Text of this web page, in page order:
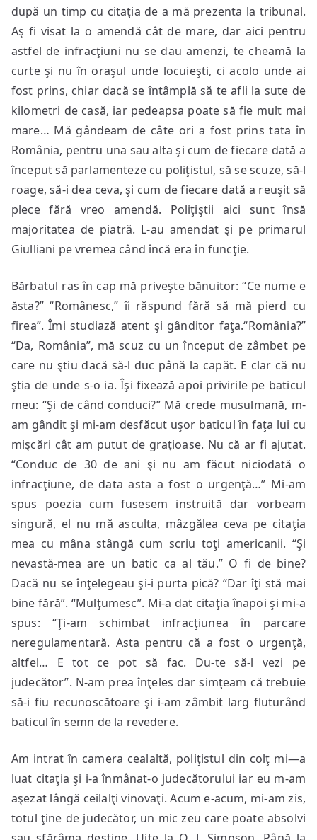
după un timp cu citaţia de a mă prezenta la tribunal.
Aş fi visat la o amendă cât de mare, dar aici pentru
astfel de infracţiuni nu se dau amenzi, te cheamă la
curte şi nu în oraşul unde locuieşti, ci acolo unde ai
fost prins, chiar dacă se întâmplă să te afli la sute de
kilometri de casă, iar pedeapsa poate să fie mult mai
mare… Mă gândeam de câte ori a fost prins tata în
România, pentru una sau alta şi cum de fiecare dată a
început să parlamenteze cu poliţistul, să se scuze, să-l
roage, să-i dea ceva, şi cum de fiecare dată a reuşit să
plece fără vreo amendă. Poliţiştii aici sunt însă
majoritatea de piatră. L-au amendat şi pe primarul
Giulliani pe vremea când încă era în funcţie.
Bărbatul ras în cap mă priveşte bănuitor: “Ce nume e
ăsta?” “Românesc,” îi răspund fără să mă pierd cu
firea”. Îmi studiază atent şi gânditor faţa.“România?”
“Da, România”, mă scuz cu un început de zâmbet pe
care nu ştiu dacă să-l duc până la capăt. E clar că nu
ştia de unde s-o ia. Îşi fixează apoi privirile pe baticul
meu: “Şi de când conduci?” Mă crede musulmană, m-
am gândit şi mi-am desfăcut uşor baticul în faţa lui cu
mişcări cât am putut de graţioase. Nu că ar fi ajutat.
“Conduc de 30 de ani şi nu am făcut niciodată o
infracţiune, de data asta a fost o urgenţă…” Mi-am
spus poezia cum fusesem instruită dar vorbeam
singură, el nu mă asculta, mâzgălea ceva pe citaţia
mea cu mâna stângă cum scriu toţi americanii. “Şi
nevastă-mea are un batic ca al tău.” O fi de bine?
Dacă nu se înţelegeau şi-i purta pică? “Dar îţi stă mai
bine fără”. “Mulţumesc”. Mi-a dat citaţia înapoi şi mi-a
spus: “Ţi-am schimbat infracţiunea în parcare
neregulamentară. Asta pentru că a fost o urgenţă,
altfel… E tot ce pot să fac. Du-te să-l vezi pe
judecător”. N-am prea înţeles dar simţeam că trebuie
să-i fiu recunoscătoare şi i-am zâmbit larg fluturând
baticul în semn de la revedere.
Am intrat în camera cealaltă, poliţistul din colţ mi—a
luat citaţia şi i-a înmânat-o judecătorului iar eu m-am
aşezat lângă ceilalţi vinovaţi. Acum e-acum, mi-am zis,
totul ţine de judecător, un mic zeu care poate absolvi